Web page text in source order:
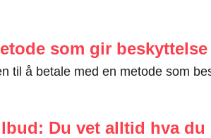
som gir beskyttelse
til å betale med en metode som
Du vet alltid hva du